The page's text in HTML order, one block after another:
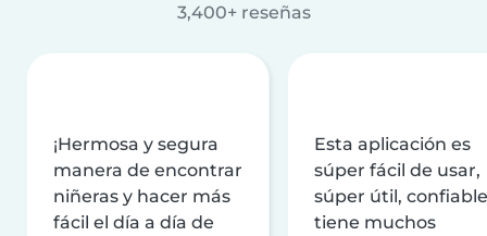
3,400+ reseñas
¡Hermosa y segura
manera de encontrar
niñeras y hacer más
fácil el día a día de
Esta aplicación es
súper fácil de usar,
súper útil,
tiene muchos